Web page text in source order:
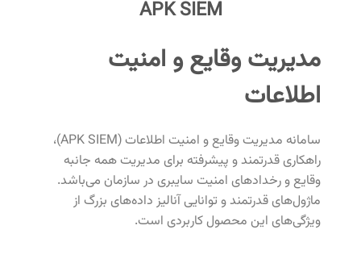
APK SIEM
مدیریت وقایع و امنیت
اطلاعات
سامانه مدیریت وقایع و امنیت اطلاعات (APK SIEM)،
راهکاری قدرتمند و پیشرفته برای مدیریت همه جانبه
وقایع و رخدادهای امنیت سایبری در سازمان می‌باشد.
ماژول‌های قدرتمند و توانایی آنالیز داده‌های بزرگ از
ویژگی‌های این محصول کاربردی است.